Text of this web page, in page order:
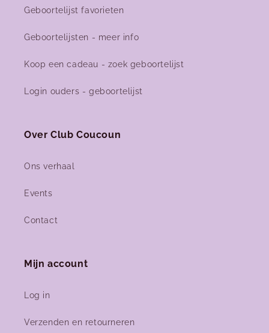
Geboortelijst favorieten
Geboortelijsten - meer info
Koop een cadeau - zoek geboortelijst
Login ouders - geboortelijst
Over Club Coucoun
Ons verhaal
Events
Contact
Mijn account
Log in
Verzenden en retourneren